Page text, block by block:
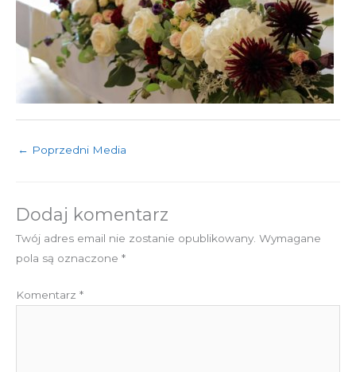
← Poprzedni Media
Dodaj komentarz
Twój adres email nie zostanie opublikowany. Wymagane
pola są oznaczone *
Komentarz *